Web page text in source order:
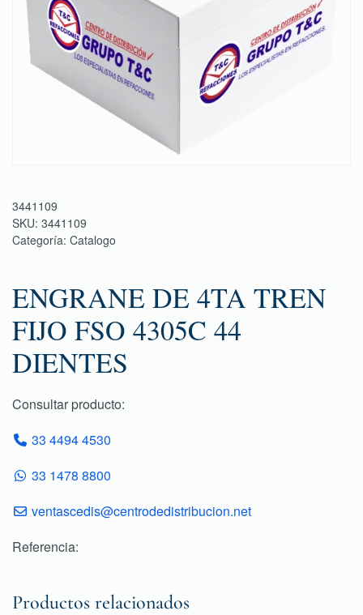
3441109
SKU: 3441109
Categoría: Catalogo
ENGRANE DE 4TA TREN
FIJO FSO 4305C 44
DIENTES
Consultar producto:
33 4494 4530
33 1478 8800
ventascedis@centrodedistribucion.net
Referencia:
Productos relacionados